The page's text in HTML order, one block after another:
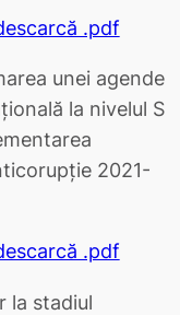
.pdf
unei agende
la nivelul S
2021-
.pdf
la stadiul